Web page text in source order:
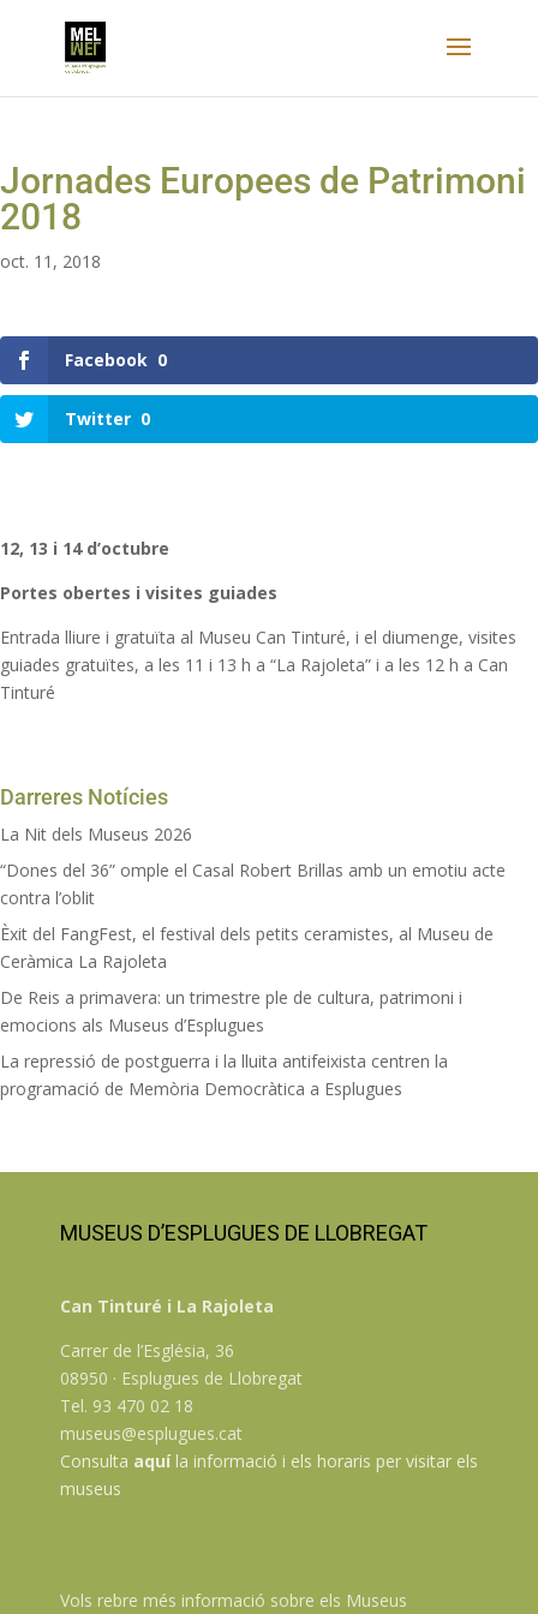
Jornades Europees de Patrimoni
2018
oct. 11, 2018
Facebook 0
Twitter 0
12, 13 i 14 d’octubre
Portes obertes i visites guiades
Entrada lliure i gratuïta al Museu Can Tinturé, i el diumenge, visites
guiades gratuïtes, a les 11 i 13 h a “La Rajoleta” i a les 12 h a Can
Tinturé
Darreres Notícies
La Nit dels Museus 2026
“Dones del 36” omple el Casal Robert Brillas amb un emotiu acte
contra l’oblit
Èxit del FangFest, el festival dels petits ceramistes, al Museu de
Ceràmica La Rajoleta
De Reis a primavera: un trimestre ple de cultura, patrimoni i
emocions als Museus d’Esplugues
La repressió de postguerra i la lluita antifeixista centren la
programació de Memòria Democràtica a Esplugues
MUSEUS D’ESPLUGUES DE LLOBREGAT
Can Tinturé i La Rajoleta
Carrer de l’Església, 36
08950 · Esplugues de Llobregat
Tel. 93 470 02 18
museus@esplugues.cat
Consulta aquíla informació i els horaris per visitar els
museus
Vols rebre més informació sobre els Museus